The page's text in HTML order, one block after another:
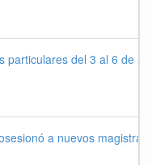
particulares del 3 al 6 de
a nuevos